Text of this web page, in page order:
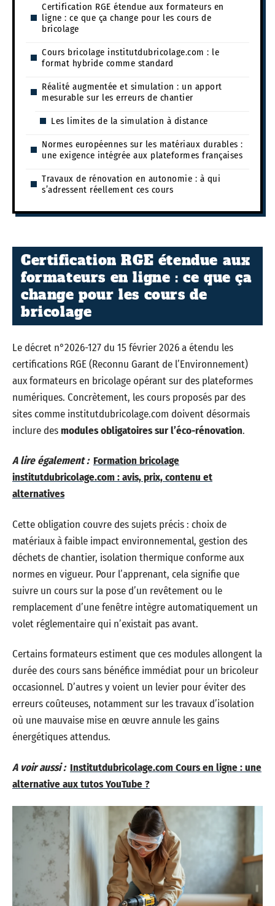
Certification RGE étendue aux formateurs en
ligne : ce que ça change pour les cours de
bricolage
Cours bricolage institutdubricolage.com : le
format hybride comme standard
Réalité augmentée et simulation : un apport
mesurable sur les erreurs de chantier
Les limites de la simulation à distance
Normes européennes sur les matériaux durables :
une exigence intégrée aux plateformes françaises
Travaux de rénovation en autonomie : à qui
s’adressent réellement ces cours
Certification RGE étendue aux
formateurs en ligne : ce que ça
change pour les cours de
bricolage
Le décret n°2026-127 du 15 février 2026 a étendu les
certifications RGE (Reconnu Garant de l’Environnement)
aux formateurs en bricolage opérant sur des plateformes
numériques. Concrètement, les cours proposés par des
sites comme institutdubricolage.com doivent désormais
inclure desmodules obligatoires sur l’éco-rénovation.
A lire également : Formation bricolage
institutdubricolage.com : avis, prix, contenu et
alternatives
Cette obligation couvre des sujets précis : choix de
matériaux à faible impact environnemental, gestion des
déchets de chantier, isolation thermique conforme aux
normes en vigueur. Pour l’apprenant, cela signifie que
suivre un cours sur la pose d’un revêtement ou le
remplacement d’une fenêtre intègre automatiquement un
volet réglementaire qui n’existait pas avant.
Certains formateurs estiment que ces modules allongent la
durée des cours sans bénéfice immédiat pour un bricoleur
occasionnel. D’autres y voient un levier pour éviter des
erreurs coûteuses, notamment sur les travaux d’isolation
où une mauvaise mise en œuvre annule les gains
énergétiques attendus.
A voir aussi : Institutdubricolage.com Cours en ligne : une
alternative aux tutos YouTube ?